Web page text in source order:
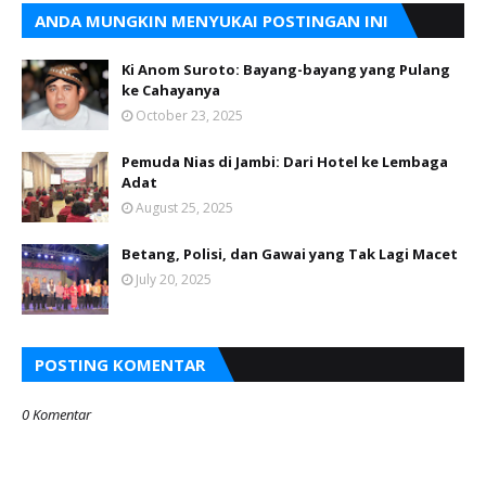
ANDA MUNGKIN MENYUKAI POSTINGAN INI
Ki Anom Suroto: Bayang-bayang yang Pulang
ke Cahayanya
October 23, 2025
Pemuda Nias di Jambi: Dari Hotel ke Lembaga
Adat
August 25, 2025
Betang, Polisi, dan Gawai yang Tak Lagi Macet
July 20, 2025
POSTING KOMENTAR
0 Komentar